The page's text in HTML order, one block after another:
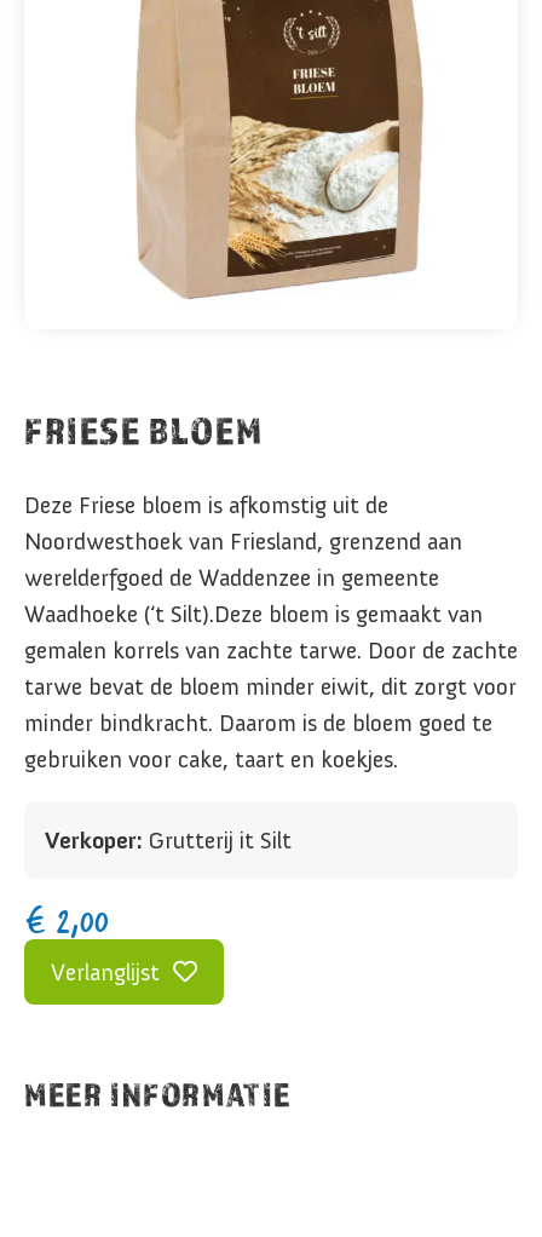
FRIESE BLOEM
Deze Friese bloem is afkomstig uit de
Noordwesthoek van Friesland, grenzend aan
werelderfgoed de Waddenzee in gemeente
Waadhoeke (‘t Silt).Deze bloem is gemaakt van
gemalen korrels van zachte tarwe. Door de zachte
tarwe bevat de bloem minder eiwit, dit zorgt voor
minder bindkracht. Daarom is de bloem goed te
gebruiken voor cake, taart en koekjes.
Verkoper: Grutterij it Silt
€ 2,00
Verlanglijst
MEER INFORMATIE